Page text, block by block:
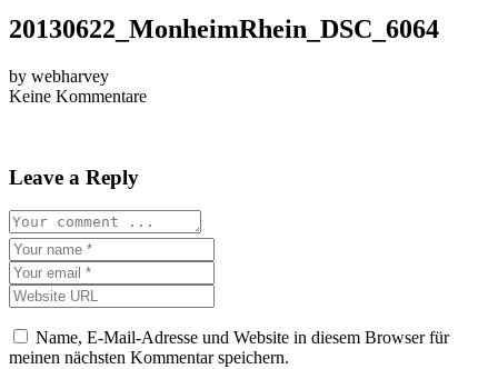
20130622_MonheimRhein_DSC_6064
by webharvey
Keine Kommentare
Leave a Reply
Name, E-Mail-Adresse und Website in diesem Browser für
meinen nächsten Kommentar speichern.